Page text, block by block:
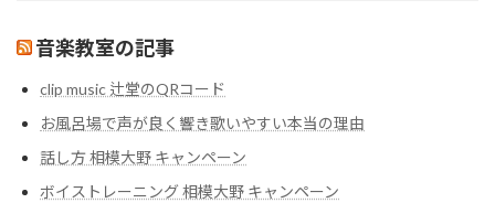
音楽教室の記事
clip music 辻堂のQRコード
お風呂場で声が良く響き歌いやすい本当の理由
話し方 相模大野 キャンペーン
ボイストレーニング 相模大野 キャンペーン